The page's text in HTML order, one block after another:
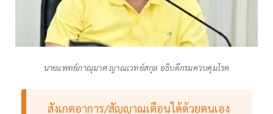
นายแพทย์ภาณุมาศ ญาณเวทย์สกุล อธิบดีกรมควบคุมโรค
สังเกตอาการ/สัญญาณเตือนได้ด้วยตนเอง